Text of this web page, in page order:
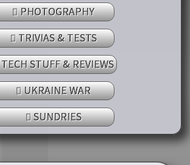
PHOTOGRAPHY
TRIVIAS & TESTS
TECH STUFF & REVIEWS
UKRAINE WAR
SUNDRIES